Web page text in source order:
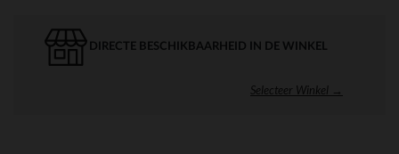
DIRECTE BESCHIKBAARHEID IN DE WINKEL
Selecteer Winkel →